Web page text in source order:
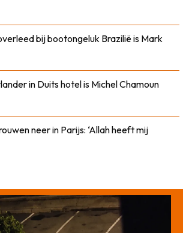
bij bootongeluk Brazilië is Mark
in Duits hotel is Michel Chamoun
neer in Parijs: ‘Allah heeft mij